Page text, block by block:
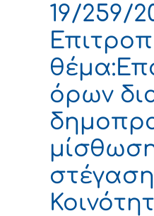
19/259/
όρων